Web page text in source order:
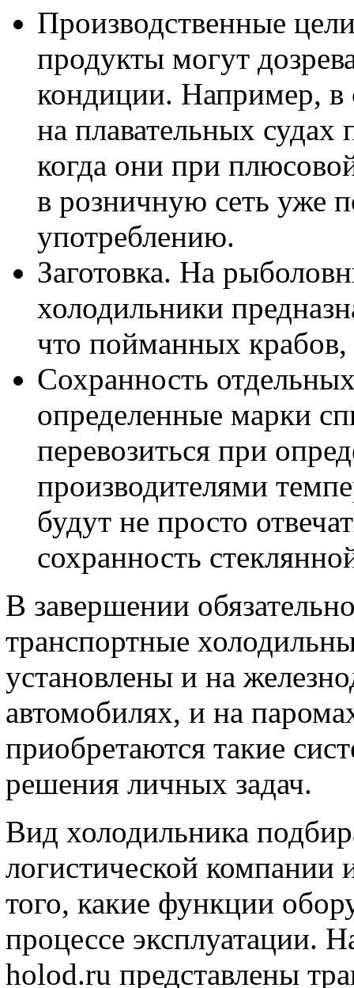
Производственные
продукты могут
кондиции. Например, в
на плавательных судах
когда они при
в розничную сеть уже
употреблению.
Заготовка. На
холодильники
что пойманных
Сохранность
определенные марки
перевозиться при
производителями
будут не просто
сохранность
В завершении
транспортные
установлены и на
автомобилях, и на
приобретаются такие
решения личных задач.
Вид холодильника
логистической компании
того, какие функции
процессе эксплуатации.
holod.ru представлены